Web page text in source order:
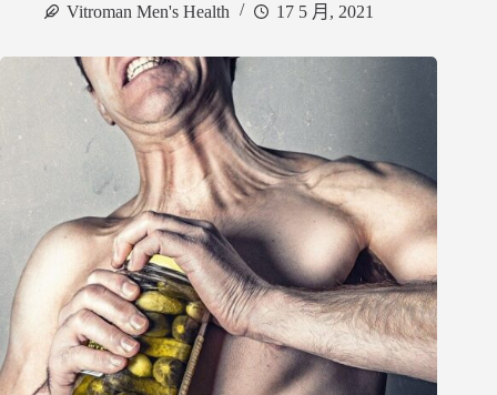
Vitroman Men's Health 17 5 月, 2021